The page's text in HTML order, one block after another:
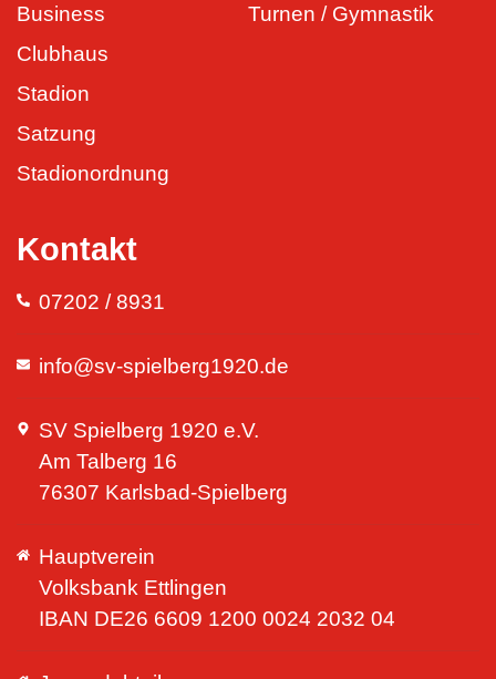
Business
Clubhaus
Stadion
Satzung
Stadionordnung
Turnen / Gymnastik
Kontakt
07202 / 8931
info@sv-spielberg1920.de
SV Spielberg 1920 e.V.
Am Talberg 16
76307 Karlsbad-Spielberg
Hauptverein
Volksbank Ettlingen
IBAN DE26 6609 1200 0024 2032 04